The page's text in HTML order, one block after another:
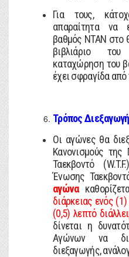
Για τους,
απαραίτητα να
βαθμός ΝΤΑΝ στο
βιβλιάριο
καταχώρηση του
έχει σφραγίδα
Τρόπος
Οι αγώνες θα
Κανονισμούς της
Ταεκβοντό
Ένωσης
αγώνα
διάρκειας ενός
(0,5) λεπτό
δίνεται η
Αγώνων να
διεξαγωγής,